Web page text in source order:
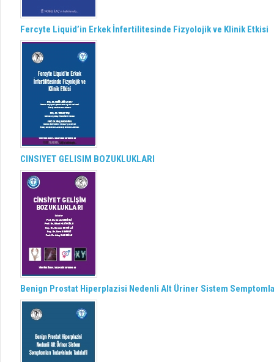
Fercyte Liquid’in Erkek İnfertilitesinde Fizyolojik ve Klinik Etkisi
CINSIYET GELISIM BOZUKLUKLARI
Benign Prostat Hiperplazisi Nedenli Alt Üriner Sistem